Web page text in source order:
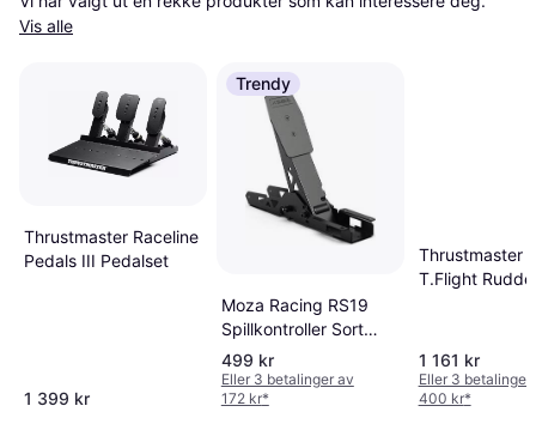
Vis alle
Thrustmaster Raceline
Pedals III Pedalset
1 399 kr
Trendy
Moza Racing RS19
Spillkontroller Sort
Pedaler
499 kr
Eller 3 betalinger av
172 kr*
Thrustmaster
T.Flight
1 161 kr
Eller 3 betalinger
400 kr*